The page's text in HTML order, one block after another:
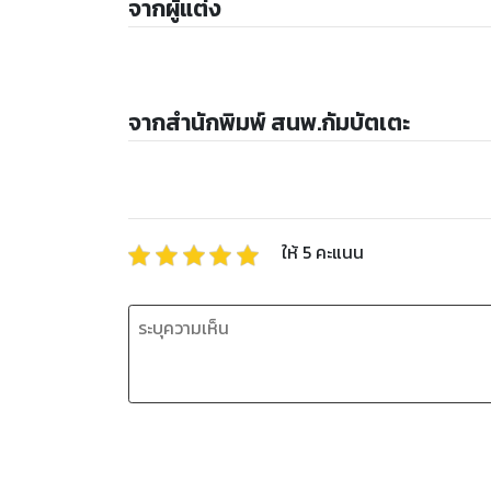
จากผู้แต่ง
จากสำนักพิมพ์ สนพ.กัมบัตเตะ
ให้ 5 คะแนน